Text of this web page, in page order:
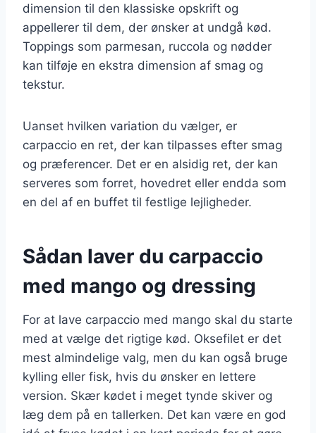
dimension til den klassiske opskrift og
appellerer til dem, der ønsker at undgå kød.
Toppings som parmesan, ruccola og nødder
kan tilføje en ekstra dimension af smag og
tekstur.
Uanset hvilken variation du vælger, er
carpaccio en ret, der kan tilpasses efter smag
og præferencer. Det er en alsidig ret, der kan
serveres som forret, hovedret eller endda som
en del af en buffet til festlige lejligheder.
Sådan laver du carpaccio
med mango og dressing
For at lave carpaccio med mango skal du starte
med at vælge det rigtige kød. Oksefilet er det
mest almindelige valg, men du kan også bruge
kylling eller fisk, hvis du ønsker en lettere
version. Skær kødet i meget tynde skiver og
læg dem på en tallerken. Det kan være en god